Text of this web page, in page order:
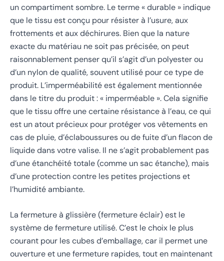
un compartiment sombre. Le terme « durable » indique
que le tissu est conçu pour résister à l’usure, aux
frottements et aux déchirures. Bien que la nature
exacte du matériau ne soit pas précisée, on peut
raisonnablement penser qu’il s’agit d’un polyester ou
d’un nylon de qualité, souvent utilisé pour ce type de
produit. L’imperméabilité est également mentionnée
dans le titre du produit : « imperméable ». Cela signifie
que le tissu offre une certaine résistance à l’eau, ce qui
est un atout précieux pour protéger vos vêtements en
cas de pluie, d’éclaboussures ou de fuite d’un flacon de
liquide dans votre valise. Il ne s’agit probablement pas
d’une étanchéité totale (comme un sac étanche), mais
d’une protection contre les petites projections et
l’humidité ambiante.
La fermeture à glissière (fermeture éclair) est le
système de fermeture utilisé. C’est le choix le plus
courant pour les cubes d’emballage, car il permet une
ouverture et une fermeture rapides, tout en maintenant